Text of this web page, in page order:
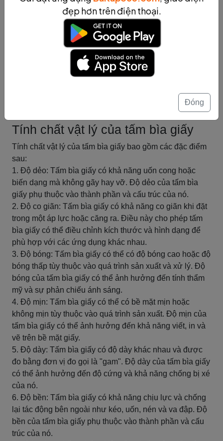
viết, hoặc các quá trình xử lý khác.
6. Các tính chất khác: Ngoài những tính chất đã đề cập,
tấm bìa giấy còn có thể có các tính chất khác như tính
chống thấm, tính chống cháy, tính chịu lửa, tính chống
Hiểu và nắm vững các tính chất cơ bản này sẽ giúp
Tính chất vật lý của tấm bìa giấy
Tính chất vật lý của tấm bìa giấy bao gồm các đặc điểm
sau:
1. Độ dẻo: Tấm bìa giấy có khả năng uốn cong hoặc
biến dạng mà không gãy hay vỡ. Độ dẻo của tấm bìa
giấy phụ thuộc vào thành phần và cấu trúc của nó.
2. Độ co giãn: Tấm bìa giấy có khả năng co giãn khi đặt
trong một áp lực hoặc căng ra. Điều này cho phép tấm
bìa giấy có thể điều chỉnh kích thước và hình dạng để
phù hợp với các ứng dụng khác nhau.
3. Độ bóng: Tấm bìa giấy có thể có độ bóng cao hoặc độ
bóng thấp tùy thuộc vào quá trình sản xuất và xử lý. Độ
bóng của tấm bìa giấy có thể ảnh hưởng đến tính thẩm
mỹ và sự phản chiếu ánh sáng.
4. Độ mịn: Tấm bìa giấy có thể có bề mặt mịn hoặc
không mịn tùy thuộc vào quá trình sản xuất. Độ mịn của
tấm bìa giấy có thể ảnh hưởng đến khả năng viết, in và
vẽ trên bề mặt giấy.
5. Độ dày: Tấm bìa giấy có độ dày khác nhau và được
đo bằng đơn vị đo gọi là "gam". Độ dày của tấm bìa giấy
có thể ảnh hưởng đến độ cứng và khả năng chống bị xé
của nó.
6. Độ bền: Tấm bìa giấy có khả năng chịu lực và chống
lại tác động bên ngoài như kéo, uốn, nén và va đập. Độ
bền của tấm bìa giấy phụ thuộc vào thành phần và cấu
trúc của nó.
đẹp hơn trên điện thoại.
Đóng